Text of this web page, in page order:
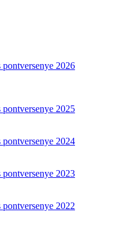
2026
2025
2024
2023
2022